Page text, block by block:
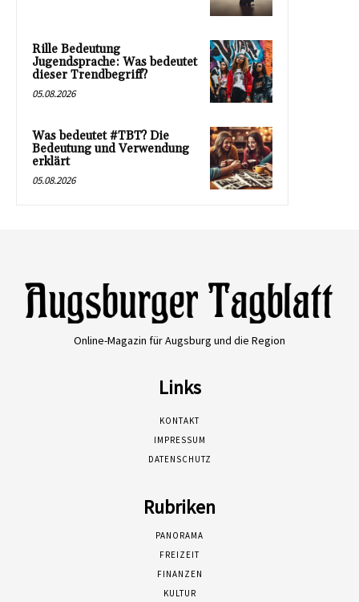
Rille Bedeutung
Jugendsprache: Was bedeutet
dieser Trendbegriff?
05.08.2026
Was bedeutet #TBT? Die
Bedeutung und Verwendung
erklärt
05.08.2026
Online-Magazin für Augsburg und die Region
Links
KONTAKT
IMPRESSUM
DATENSCHUTZ
Rubriken
PANORAMA
FREIZEIT
FINANZEN
KULTUR